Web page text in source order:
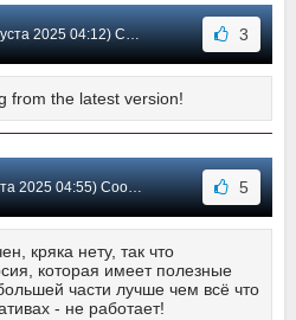
Гость Joel (26 августа 2025 04:12) Сообщение #734 3
from the latest version!
Мадара (20 августа 2025 04:55) Сообщение #733 5
кряка нету, так что
которая имеет полезные
части лучше чем всё что
- не работает!